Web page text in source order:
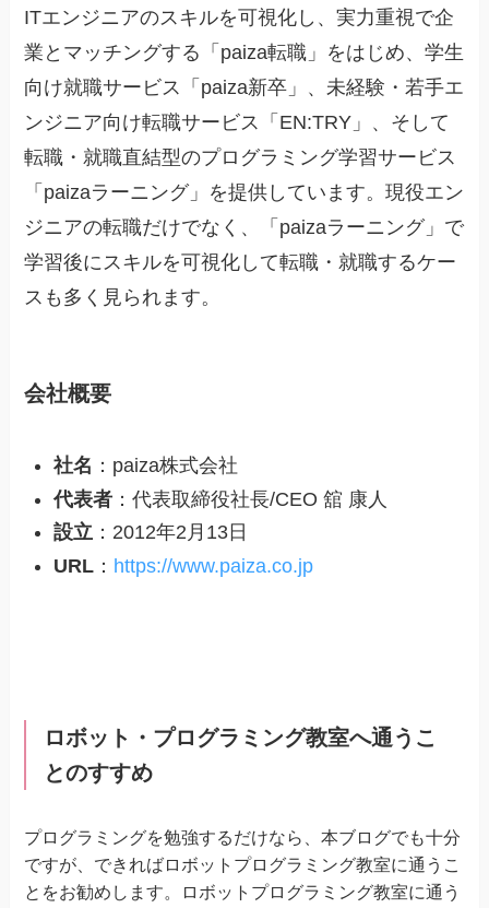
ITエンジニアのスキルを可視化し、実力重視で企
業とマッチングする「paiza転職」をはじめ、学生
向け就職サービス「paiza新卒」、未経験・若手エ
ンジニア向け転職サービス「EN:TRY」、そして
転職・就職直結型のプログラミング学習サービス
「paizaラーニング」を提供しています。現役エン
ジニアの転職だけでなく、「paizaラーニング」で
学習後にスキルを可視化して転職・就職するケー
スも多く見られます。
会社概要
社名 ：paiza株式会社
代表者 ：代表取締役社長/CEO 舘 康人
設立 ：2012年2月13日
URL ： https://www.paiza.co.jp
ロボット・プログラミング教室へ通うこ
とのすすめ
プログラミングを勉強するだけなら、本ブログでも十分
ですが、できればロボットプログラミング教室に通うこ
とをお勧めします。ロボットプログラミング教室に通う